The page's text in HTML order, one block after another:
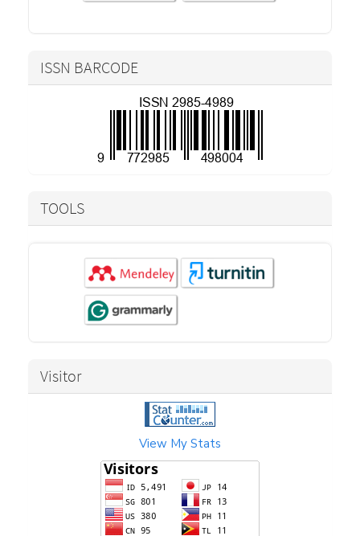
ISSN BARCODE
TOOLS
Visitor
View My Stats